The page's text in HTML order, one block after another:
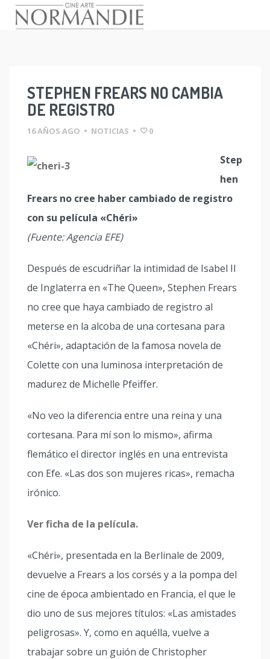
STEPHEN FREARS NO CAMBIA
DE REGISTRO
16 AÑOS AGO • NOTICIAS • 0
Step
hen
Frears no cree haber cambiado de registro
con su película «Chéri»
(Fuente: Agencia EFE)
Después de escudriñar la intimidad de Isabel II
de Inglaterra en «The Queen», Stephen Frears
no cree que haya cambiado de registro al
meterse en la alcoba de una cortesana para
«Chéri», adaptación de la famosa novela de
Colette con una luminosa interpretación de
madurez de Michelle Pfeiffer.
«No veo la diferencia entre una reina y una
cortesana. Para mí son lo mismo», afirma
flemático el director inglés en una entrevista
con Efe. «Las dos son mujeres ricas», remacha
irónico.
Ver ficha de la película.
«Chéri», presentada en la Berlinale de 2009,
devuelve a Frears a los corsés y a la pompa del
cine de época ambientado en Francia, el que le
dio uno de sus mejores títulos: «Las amistades
peligrosas». Y, como en aquélla, vuelve a
trabajar sobre un guión de Christopher